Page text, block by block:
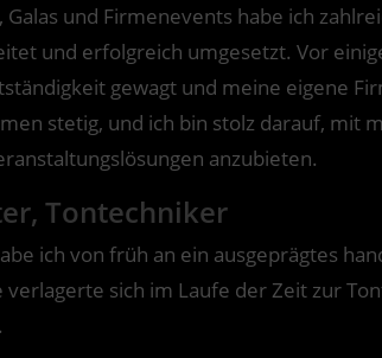
und Firmenevents habe ich
und erfolgreich umgesetzt. Vor
gewagt und meine eigene
stetig, und ich bin stolz darauf, mit
anzubieten.
Tontechniker
ich von früh an ein ausgeprägtes
sich im Laufe der Zeit zur